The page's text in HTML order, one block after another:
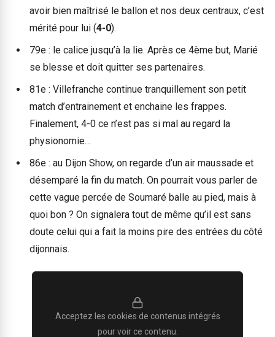
avoir bien maîtrisé le ballon et nos deux centraux, c’est
mérité pour lui (4-0).
79e : le calice jusqu’à la lie. Après ce 4ème but, Marié
se blesse et doit quitter ses partenaires.
81e : Villefranche continue tranquillement son petit
match d’entrainement et enchaine les frappes.
Finalement, 4-0 ce n’est pas si mal au regard la
physionomie…
86e : au Dijon Show, on regarde d’un air maussade et
désemparé la fin du match. On pourrait vous parler de
cette vague percée de Soumaré balle au pied, mais à
quoi bon ? On signalera tout de même qu’il est sans
doute celui qui a fait la moins pire des entrées du côté
dijonnais.
Acceptez les cookies de contenus intégrés
pour voir ce contenu.